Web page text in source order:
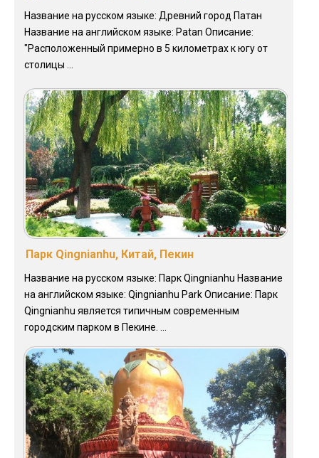
Название на русском языке: Древний город Патан
Название на английском языке: Patan Описание:
"Расположенный примерно в 5 километрах к югу от
столицы ...
Парк Qingnianhu, Китай, Пекин
Название на русском языке: Парк Qingnianhu Название
на английском языке: Qingnianhu Park Описание: Парк
Qingnianhu является типичным современным
городским парком в Пекине. ...